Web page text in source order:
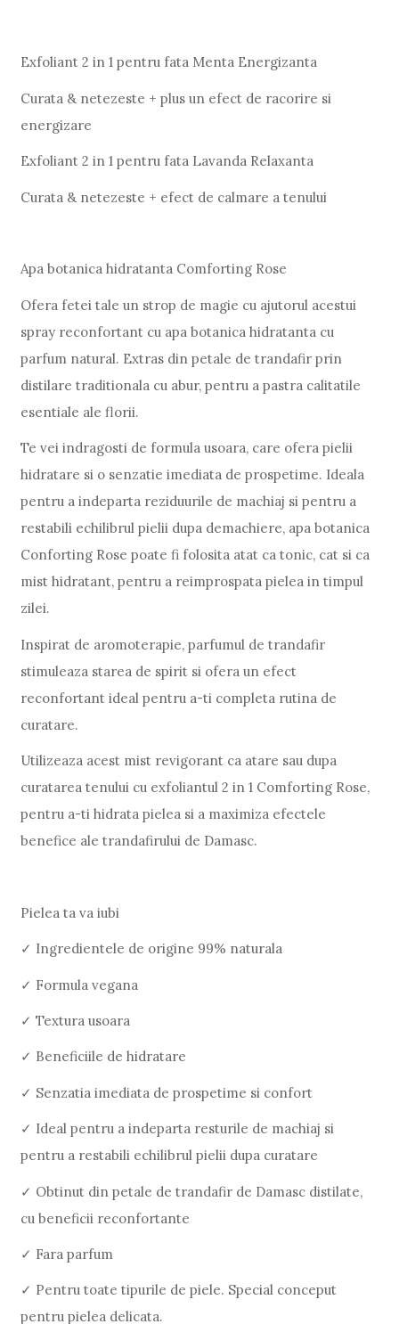
Exfoliant 2 in 1 pentru fata Menta Energizanta
Curata & netezeste + plus un efect de racorire si
energizare
Exfoliant 2 in 1 pentru fata Lavanda Relaxanta
Curata & netezeste + efect de calmare a tenului
Apa botanica hidratanta Comforting Rose
Ofera fetei tale un strop de magie cu ajutorul acestui
spray reconfortant cu apa botanica hidratanta cu
parfum natural. Extras din petale de trandafir prin
distilare traditionala cu abur, pentru a pastra calitatile
esentiale ale florii.
Te vei indragosti de formula usoara, care ofera pielii
hidratare si o senzatie imediata de prospetime. Ideala
pentru a indeparta reziduurile de machiaj si pentru a
restabili echilibrul pielii dupa demachiere, apa botanica
Conforting Rose poate fi folosita atat ca tonic, cat si ca
mist hidratant, pentru a reimprospata pielea in timpul
zilei.
Inspirat de aromoterapie, parfumul de trandafir
stimuleaza starea de spirit si ofera un efect
reconfortant ideal pentru a-ti completa rutina de
curatare.
Utilizeaza acest mist revigorant ca atare sau dupa
curatarea tenului cu exfoliantul 2 in 1 Comforting Rose,
pentru a-ti hidrata pielea si a maximiza efectele
benefice ale trandafirului de Damasc.
Pielea ta va iubi
✓ Ingredientele de origine 99% naturala
✓ Formula vegana
✓ Textura usoara
✓ Beneficiile de hidratare
✓ Senzatia imediata de prospetime si confort
✓ Ideal pentru a indeparta resturile de machiaj si
pentru a restabili echilibrul pielii dupa curatare
✓ Obtinut din petale de trandafir de Damasc distilate,
cu beneficii reconfortante
✓ Fara parfum
✓ Pentru toate tipurile de piele. Special conceput
pentru pielea delicata.